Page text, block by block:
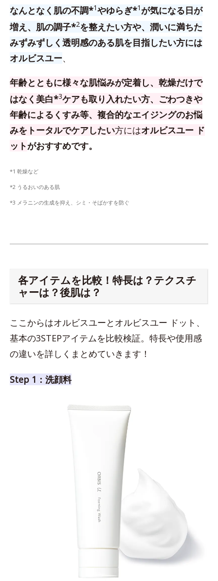
なんとなく肌の不調*1やゆらぎ*1 が気になる日が
増え、肌の調子*2を整えたい方や、潤いに満ちた
みずみずしく透明感のある肌を目指したい方には
オルビスユー、
年齢とともに様々な肌悩みが定着し、乾燥だけで
はなく美白*3ケアも取り入れたい方、 ごわつきや
年齢によるくすみ等、複合的なエイジングのお悩
みをトータルでケアしたい方にはオルビスユー ド
ットがおすすめです。
*1 乾燥など
*2 うるおいのある肌
*3 メラニンの生成を抑え、シミ・そばかすを防ぐ
各アイテムを比較！特長は？テクスチ
ャーは？後肌は？
ここからはオルビスユーとオルビスユー ドット、
基本の3STEPアイテムを比較検証。特長や使用感
の違いを詳しくまとめていきます！
Step 1：洗顔料